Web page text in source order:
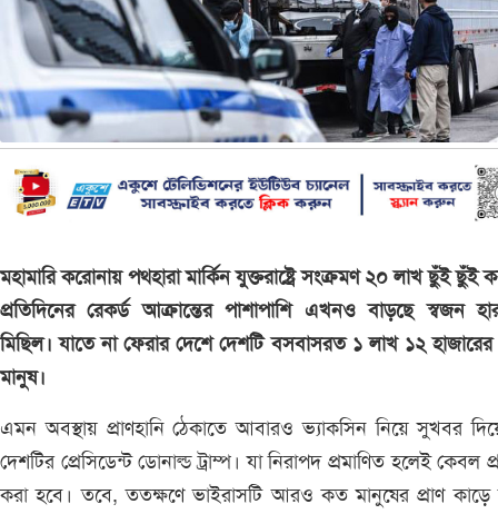
মহামারি করোনায় পথহারা মার্কিন যুক্তরাষ্ট্রে সংক্রমণ ২০ লাখ ছুঁই ছুঁই
প্রতিদিনের রেকর্ড আক্রান্তের পাশাপাশি এখনও বাড়ছে স্বজন
মিছিল। যাতে না ফেরার দেশে দেশটি বসবাসরত ১ লাখ ১২ হাজারের
মানুষ।
এমন অবস্থায় প্রাণহানি ঠেকাতে আবারও ভ্যাকসিন নিয়ে সুখবর
দেশটির প্রেসিডেন্ট ডোনাল্ড ট্রাম্প। যা নিরাপদ প্রমাণিত হলেই কেবল
করা হবে। তবে, ততক্ষণে ভাইরাসটি আরও কত মানুষের প্রাণ কাড়ে